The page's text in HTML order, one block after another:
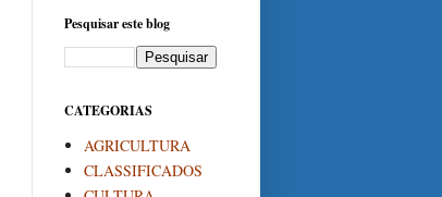
Pesquisar este blog
CATEGORIAS
AGRICULTURA
CLASSIFICADOS